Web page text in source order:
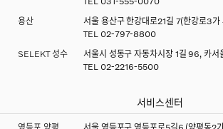
용산
서울 용산구 한강대로21길 7(한강로3
TEL 02-797-8800
SELEKT 성수
서울시 성동구 자동차시장 1길 96, 카서
TEL 02-2216-5500
서비스센터